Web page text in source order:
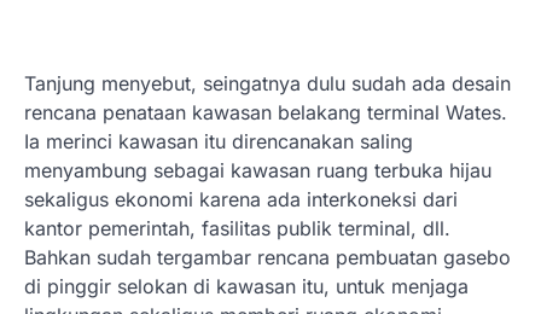
Tanjung menyebut, seingatnya dulu sudah ada desain
rencana penataan kawasan belakang terminal Wates.
Ia merinci kawasan itu direncanakan saling
menyambung sebagai kawasan ruang terbuka hijau
sekaligus ekonomi karena ada interkoneksi dari
kantor pemerintah, fasilitas publik terminal, dll.
Bahkan sudah tergambar rencana pembuatan gasebo
di pinggir selokan di kawasan itu, untuk menjaga